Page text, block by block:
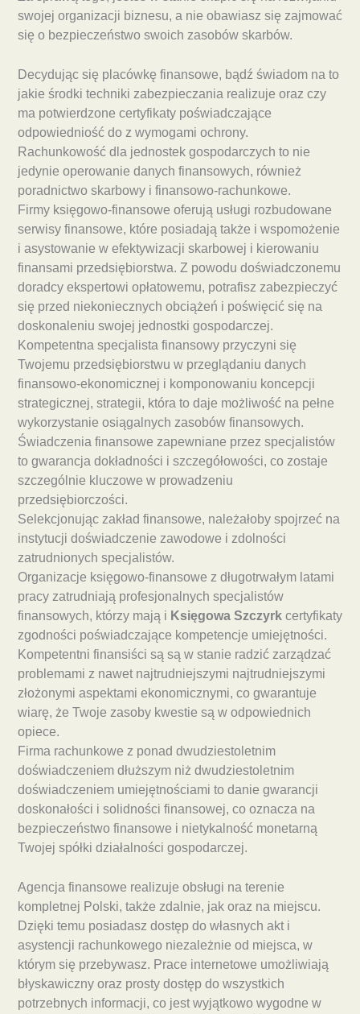
swojej organizacji biznesu, a nie obawiasz się zajmować
się o bezpieczeństwo swoich zasobów skarbów.
Decydując się placówkę finansowe, bądź świadom na to
jakie środki techniki zabezpieczania realizuje oraz czy
ma potwierdzone certyfikaty poświadczające
odpowiedniość do z wymogami ochrony.
Rachunkowość dla jednostek gospodarczych to nie
jedynie operowanie danych finansowych, również
poradnictwo skarbowy i finansowo-rachunkowe.
Firmy księgowo-finansowe oferują usługi rozbudowane
serwisy finansowe, które posiadają także i wspomożenie
i asystowanie w efektywizacji skarbowej i kierowaniu
finansami przedsiębiorstwa. Z powodu doświadczonemu
doradcy ekspertowi opłatowemu, potrafisz zabezpieczyć
się przed niekoniecznych obciążeń i poświęcić się na
doskonaleniu swojej jednostki gospodarczej.
Kompetentna specjalista finansowy przyczyni się
Twojemu przedsiębiorstwu w przeglądaniu danych
finansowo-ekonomicznej i komponowaniu koncepcji
strategicznej, strategii, która to daje możliwość na pełne
wykorzystanie osiągalnych zasobów finansowych.
Świadczenia finansowe zapewniane przez specjalistów
to gwarancja dokładności i szczegółowości, co zostaje
szczególnie kluczowe w prowadzeniu
przedsiębiorczości.
Selekcjonując zakład finansowe, należałoby spojrzeć na
instytucji doświadczenie zawodowe i zdolności
zatrudnionych specjalistów.
Organizacje księgowo-finansowe z długotrwałym latami
pracy zatrudniają profesjonalnych specjalistów
finansowych, którzy mają i Księgowa Szczyrk certyfikaty
zgodności poświadczające kompetencje umiejętności.
Kompetentni finansiści są są w stanie radzić zarządzać
problemami z nawet najtrudniejszymi najtrudniejszymi
złożonymi aspektami ekonomicznymi, co gwarantuje
wiarę, że Twoje zasoby kwestie są w odpowiednich
opiece.
Firma rachunkowe z ponad dwudziestoletnim
doświadczeniem dłuższym niż dwudziestoletnim
doświadczeniem umiejętnościami to danie gwarancji
doskonałości i solidności finansowej, co oznacza na
bezpieczeństwo finansowe i nietykalność monetarną
Twojej spółki działalności gospodarczej.
Agencja finansowe realizuje obsługi na terenie
kompletnej Polski, także zdalnie, jak oraz na miejscu.
Dzięki temu posiadasz dostęp do własnych akt i
asystencji rachunkowego niezależnie od miejsca, w
którym się przebywasz. Prace internetowe umożliwiają
błyskawiczny oraz prosty dostęp do wszystkich
potrzebnych informacji, co jest wyjątkowo wygodne w